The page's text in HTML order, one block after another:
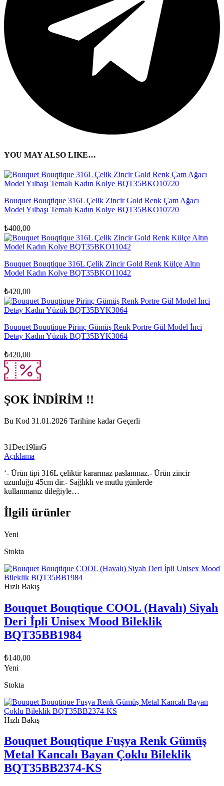
YOU MAY ALSO LIKE…
Bouquet Bouqtique 316L Çelik Zincir Gold Renk Çam Ağacı
Model Yılbaşı Temalı Kadın Kolye BQT35BKO10720
₺400,00
Bouquet Bouqtique 316L Çelik Zincir Gold Renk Külçe Altın
Model Kadın Kolye BQT35BKO11042
₺420,00
Bouquet Bouqtique Pirinç Gümüş Renk Portre Gül Model İnci
Detay Kadın Yüzük BQT35BYK3064
₺420,00
ŞOK İNDİRİM !!
Bu Kod 31.01.2026 Tarihine kadar Geçerli
31Dec19linG
Açıklama
‘- Ürün tipi 316L çeliktir kararmaz paslanmaz.- Ürün zincir
uzunluğu 45cm dir.- Sağlıklı ve mutlu günlerde
kullanmanız dileğiyle…
İlgili ürünler
Yeni
Stokta
Hızlı Bakış
Bouquet Bouqtique COOL (Havalı) Siyah
Deri İpli Unisex Mood Bileklik
BQT35BB1984
₺140,00
Yeni
Stokta
Hızlı Bakış
Bouquet Bouqtique Fuşya Renk Gümüş
Metal Kancalı Bayan Çoklu Bileklik
BQT35BB2374-KS